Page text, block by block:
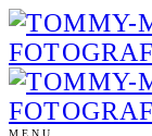
MENU